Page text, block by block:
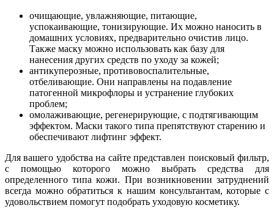
очищающие, увлажняющие, питающие,
успокаивающие, тонизирующие. Их можно наносить в
домашних условиях, предварительно очистив лицо.
Также маску можно использовать как базу для
нанесения других средств по уходу за кожей;
антикуперозные, противовоспалительные,
отбеливающие. Они направлены на подавление
патогенной микрофлоры и устранение глубоких
проблем;
омолаживающие, регенерирующие, с подтягивающим
эффектом. Маски такого типа препятствуют старению и
обеспечивают лифтинг эффект.
Для вашего удобства на сайте представлен поисковый фильтр,
с помощью которого можно выбрать средства для
определенного типа кожи. При возникновении затруднений
всегда можно обратиться к нашим консультантам, которые с
удовольствием помогут подобрать уходовую косметику.